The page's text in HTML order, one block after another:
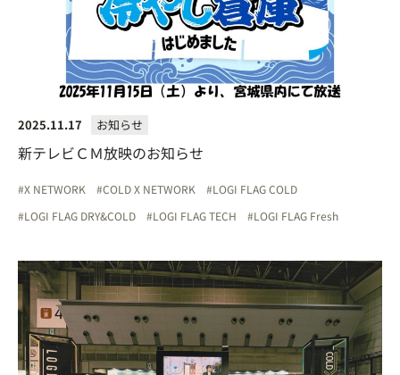
2025.11.17 お知らせ
新テレビＣＭ放映のお知らせ
X NETWORK COLD X NETWORK
LOGI FLAG COLD
LOGI FLAG DRY&COLD
LOGI FLAG TECH LOGI FLAG Fresh